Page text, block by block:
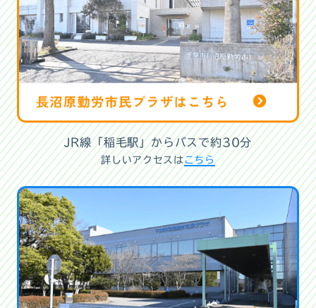
JR線「稲毛駅」からバスで約30分
詳しいアクセスはこちら